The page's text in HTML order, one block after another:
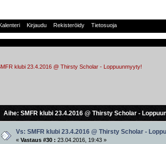
Kirjaudu Rekisteröidy Tietosuoja
klubi 23.4.2016 @ Thirsty Scholar - Loppuunmyyty!
Aihe: SMFR klubi 23.4.2016 @ Thirsty Scholar -
Vs: SMFR klubi 23.4.2016 @ Thirsty Scholar -
«Vastaus #30 : 23.04.2016, 19:43 »